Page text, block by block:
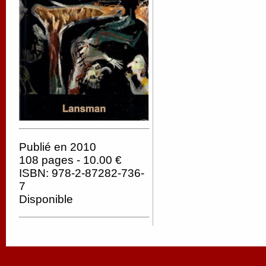
Publié en 2010
108 pages - 10.00 €
ISBN: 978-2-87282-736-
7
Disponible